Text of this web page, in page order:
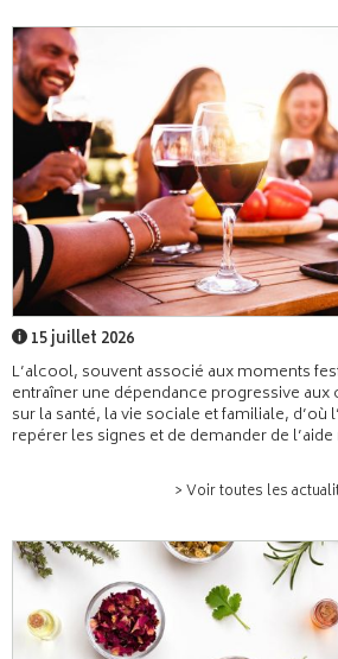
15 juillet 2026
L’alcool, souvent associé aux moments
entraîner une dépendance progressive
sur la santé, la vie sociale et familiale, d’où
repérer les signes et de demander de
> Voir toutes les